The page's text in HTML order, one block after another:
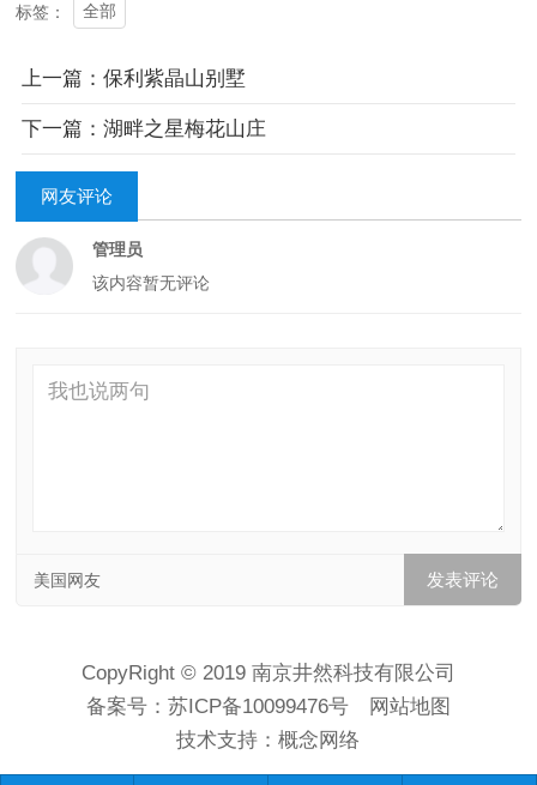
标签： 全部
上一篇：保利紫晶山别墅
下一篇：湖畔之星梅花山庄
网友评论
管理员
该内容暂无评论
美国网友
CopyRight © 2019 南京井然科技有限公司
备案号： 苏ICP备10099476号
网站地图
技术支持：概念网络